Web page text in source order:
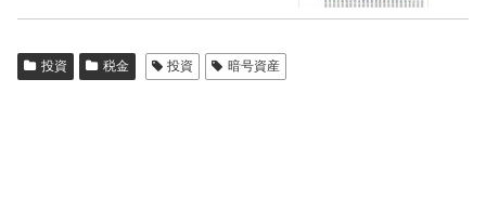
投資 税金 投資 暗号資産